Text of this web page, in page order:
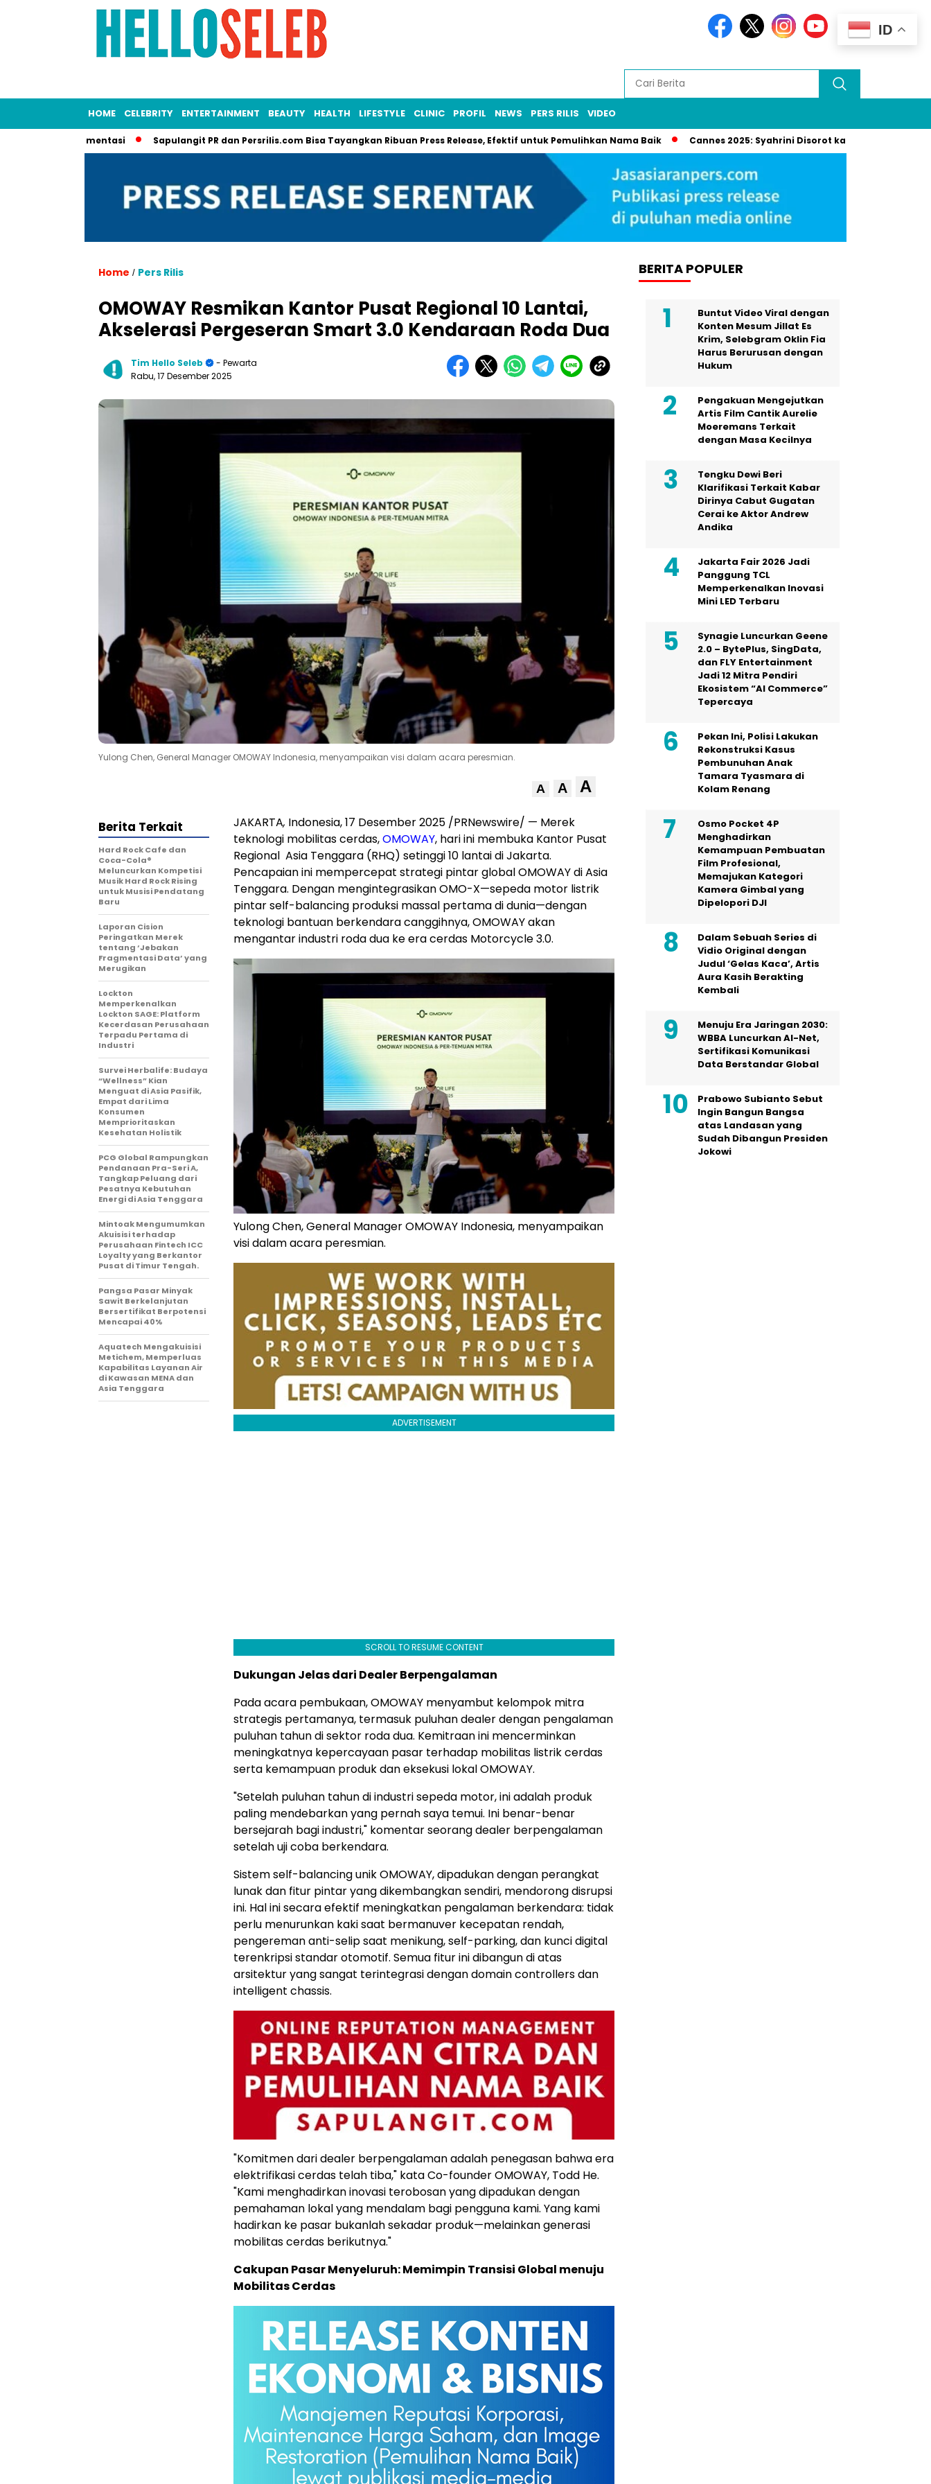
HOME CELEBRITY ENTERTAINMENT BEAUTY HEALTH LIFESTYLE CLINIC PROFIL NEWS PERS RILIS VIDEO
Sapulangit PR dan Persrilis.com Bisa Tayangkan Ribuan Press Release, Efektif untuk Pemulihkan Nama Baik Cannes 2025: Syahrini Disorot karena Terima
Home / Pers Rilis
OMOWAY Resmikan Kantor Pusat Regional 10 Lantai,
Akselerasi Pergeseran Smart 3.0 Kendaraan Roda Dua
Tim Hello Seleb
- Pewarta
Rabu, 17 Desember 2025
Yulong Chen, General Manager OMOWAY Indonesia, menyampaikan visi dalam acara peresmian.
A A A
JAKARTA, Indonesia, 17 Desember 2025 /PRNewswire/ — Merek
teknologi mobilitas cerdas,OMOWAY, hari ini membuka Kantor Pusat
Regional Asia Tenggara (RHQ) setinggi 10 lantai diJakarta.
Pencapaian ini mempercepat strategi pintar global OMOWAY diAsia
Tenggara. Dengan mengintegrasikan OMO-X—sepeda motor listrik
pintar self-balancing produksi massal pertama di dunia—dengan
teknologi bantuan berkendara canggihnya, OMOWAY akan
mengantar industri roda dua ke era cerdas Motorcycle 3.0.
Yulong Chen, General Manager OMOWAY Indonesia, menyampaikan
visi dalam acara peresmian.
ADVERTISEMENT
SCROLL TO RESUME CONTENT
Dukungan Jelas dari Dealer Berpengalaman
Pada acara pembukaan, OMOWAY menyambut kelompok mitra
strategis pertamanya, termasuk puluhan dealer dengan pengalaman
puluhan tahun di sektor roda dua. Kemitraan ini mencerminkan
meningkatnya kepercayaan pasar terhadap mobilitas listrik cerdas
serta kemampuan produk dan eksekusi lokal OMOWAY.
"Setelah puluhan tahun di industri sepeda motor, ini adalah produk
paling mendebarkan yang pernah saya temui. Ini benar-benar
bersejarah bagi industri," komentar seorang dealer berpengalaman
setelah uji coba berkendara.
Sistem self-balancing unik OMOWAY, dipadukan dengan perangkat
lunak dan fitur pintar yang dikembangkan sendiri, mendorong disrupsi
ini. Hal ini secara efektif meningkatkan pengalaman berkendara: tidak
perlu menurunkan kaki saat bermanuver kecepatan rendah,
pengereman anti-selip saat menikung, self-parking, dan kunci digital
terenkripsi standar otomotif. Semua fitur ini dibangun di atas
arsitektur yang sangat terintegrasi dengan domain controllers dan
intelligent chassis.
"Komitmen dari dealer berpengalaman adalah penegasan bahwa era
elektrifikasi cerdas telah tiba," kata Co-founder OMOWAY, Todd He.
"Kami menghadirkan inovasi terobosan yang dipadukan dengan
pemahaman lokal yang mendalam bagi pengguna kami. Yang kami
hadirkan ke pasar bukanlah sekadar produk—melainkan generasi
mobilitas cerdas berikutnya."
Cakupan Pasar Menyeluruh: Memimpin Transisi Global menuju
Mobilitas Cerdas
Berita Terkait
Hard Rock Cafe dan
Coca-Cola®
Meluncurkan Kompetisi
Musik Hard Rock Rising
untuk Musisi Pendatang
Baru
Laporan Cision
Peringatkan Merek
tentang ‘Jebakan
Fragmentasi Data’ yang
Merugikan
Lockton
Memperkenalkan
Lockton SAGE: Platform
Kecerdasan Perusahaan
Terpadu Pertama di
Industri
Survei Herbalife: Budaya
“Wellness” Kian
Menguat di Asia Pasifik,
Empat dari Lima
Konsumen
Memprioritaskan
Kesehatan Holistik
PCG Global Rampungkan
Pendanaan Pra-Seri A,
Tangkap Peluang dari
Pesatnya Kebutuhan
Energi di Asia Tenggara
Mintoak Mengumumkan
Akuisisi terhadap
Perusahaan Fintech ICC
Loyalty yang Berkantor
Pusat di Timur Tengah.
Pangsa Pasar Minyak
Sawit Berkelanjutan
Bersertifikat Berpotensi
Mencapai 40%
Aquatech Mengakuisisi
Metichem, Memperluas
Kapabilitas Layanan Air
di Kawasan MENA dan
Asia Tenggara
BERITA POPULER
Buntut Video Viral dengan
Konten Mesum Jillat Es
Krim, Selebgram Oklin Fia
Harus Berurusan dengan
Hukum
Pengakuan Mengejutkan
Artis Film Cantik Aurelie
Moeremans Terkait
dengan Masa Kecilnya
Tengku Dewi Beri
Klarifikasi Terkait Kabar
Dirinya Cabut Gugatan
Cerai ke Aktor Andrew
Andika
Jakarta Fair 2026 Jadi
Panggung TCL
Memperkenalkan Inovasi
Mini LED Terbaru
Synagie Luncurkan Geene
2.0 – BytePlus, SingData,
dan FLY Entertainment
Jadi 12 Mitra Pendiri
Ekosistem “AI Commerce”
Tepercaya
Pekan Ini, Polisi Lakukan
Rekonstruksi Kasus
Pembunuhan Anak
Tamara Tyasmara di
Kolam Renang
Osmo Pocket 4P
Menghadirkan
Kemampuan Pembuatan
Film Profesional,
Memajukan Kategori
Kamera Gimbal yang
Dipelopori DJI
Dalam Sebuah Series di
Vidio Original dengan
Judul ‘Gelas Kaca’, Artis
Aura Kasih Berakting
Kembali
Menuju Era Jaringan 2030:
WBBA Luncurkan AI-Net,
Sertifikasi Komunikasi
Data Berstandar Global
Prabowo Subianto Sebut
Ingin Bangun Bangsa
atas Landasan yang
Sudah Dibangun Presiden
Jokowi
ID